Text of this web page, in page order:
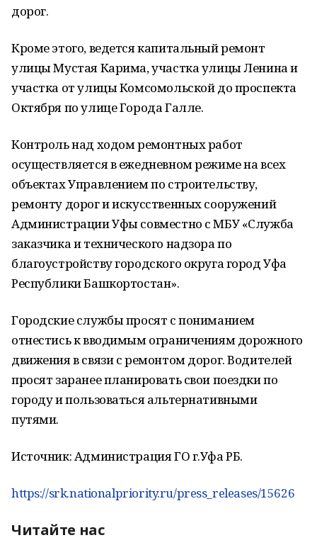
дорог.
Кроме этого, ведется капитальный ремонт
улицы Мустая Карима, участка улицы Ленина и
участка от улицы Комсомольской до проспекта
Октября по улице Города Галле.
Контроль над ходом ремонтных работ
осуществляется в ежедневном режиме на всех
объектах Управлением по строительству,
ремонту дорог и искусственных сооружений
Администрации Уфы совместно с МБУ «Служба
заказчика и технического надзора по
благоустройству городского округа город Уфа
Республики Башкортостан».
Городские службы просят с пониманием
отнестись к вводимым ограничениям дорожного
движения в связи с ремонтом дорог. Водителей
просят заранее планировать свои поездки по
городу и пользоваться альтернативными
путями.
Источник: Администрация ГО г.Уфа РБ.
https://srk.nationalpriority.ru/press_releases/15626
Читайте нас